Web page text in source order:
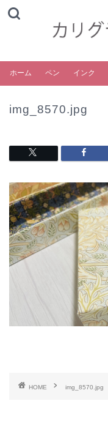
ホーム ペン インク
img_8570.jpg
HOME img_8570.jpg